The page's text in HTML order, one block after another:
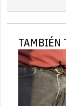
TAMBIÉN